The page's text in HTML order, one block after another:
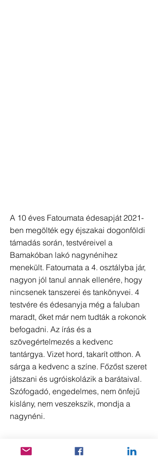
A 10 éves Fatoumata édesapját 2021-
ben megölték egy éjszakai dogonföldi
támadás során, testvéreivel a
Bamakóban lakó nagynénihez
menekült. Fatoumata a 4. osztályba jár,
nagyon jól tanul annak ellenére, hogy
nincsenek tanszerei és tankönyvei. 4
testvére és édesanyja még a faluban
maradt, őket már nem tudták a rokonok
befogadni. Az írás és a
szövegértelmezés a kedvenc
tantárgya. Vizet hord, takarít otthon. A
sárga a kedvenc a színe. Főzőst szeret
játszani és ugróiskolázik a barátaival.
Szófogadó, engedelmes, nem önfejű
kislány, nem veszekszik, mondja a
nagynéni.